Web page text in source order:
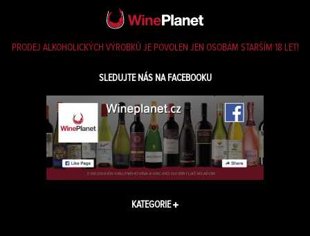
PRODEJ ALKOHOLICKÝCH VÝROBKŮ JE POVOLEN JEN OSOBÁM STARŠÍM 18 LET!
SLEDUJTE NÁS NA FACEBOOKU
KATEGORIE